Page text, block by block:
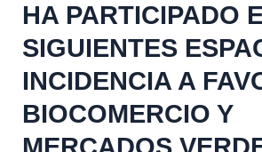
HA PARTICIPADO
SIGUIENTES
INCIDENCIA A
BIOCOMERCIO Y